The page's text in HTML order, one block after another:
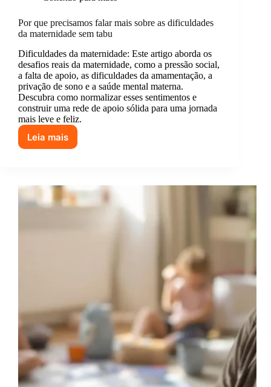
Por que precisamos falar mais sobre as dificuldades
da maternidade sem tabu
Dificuldades da maternidade: Este artigo aborda os
desafios reais da maternidade, como a pressão social,
a falta de apoio, as dificuldades da amamentação, a
privação de sono e a saúde mental materna.
Descubra como normalizar esses sentimentos e
construir uma rede de apoio sólida para uma jornada
mais leve e feliz.
Leia mais
Por
mais
sobre
as